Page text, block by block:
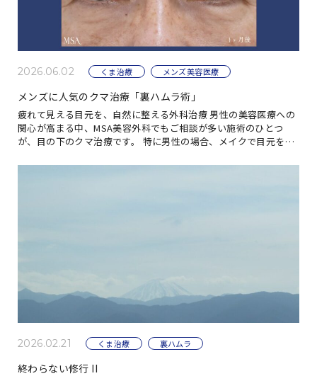
2026.06.02 くま治療 メンズ美容医療
メンズに人気のクマ治療「裏ハムラ術」
疲れて見える目元を、自然に整える外科治療 男性の美容医療への
関心が高まる中、MSA美容外科でもご相談が多い施術のひとつ
が、目の下のクマ治療です。 特に男性の場合、メイクで目元をカ
2026.02.21 くま治療 裏ハムラ
終わらない修行 II